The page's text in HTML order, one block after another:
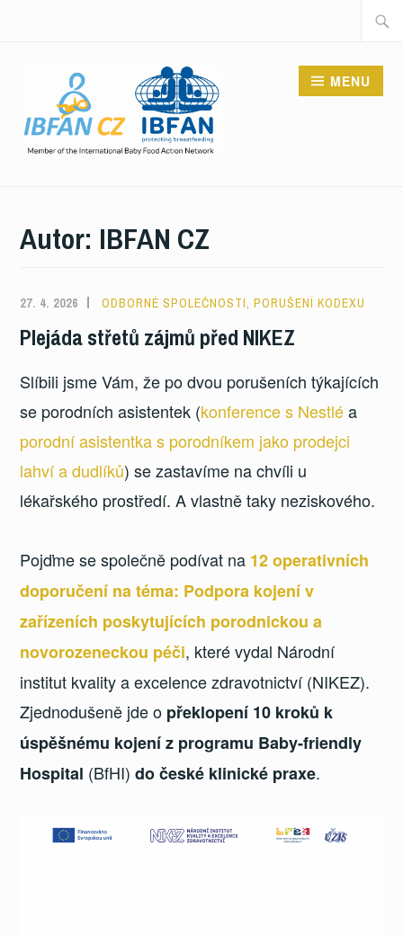
MENU
Autor: IBFAN CZ
27. 4. 2026 ODBORNÉ SPOLEČNOSTI,PORUŠENÍ KODEXU
Plejáda střetů zájmů před NIKEZ
Slíbili jsme Vám, že po dvou porušeních týkajících
se porodních asistentek (konference s Nestléa
porodní asistentka s porodníkem jako prodejci
lahví a dudlíků) se zastavíme na chvíli u
lékařského prostředí. A vlastně taky neziskového.
Pojďme se společně podívat na 12 operativních
doporučení na téma: Podpora kojení v
zařízeních poskytujících porodnickou a
novorozeneckou péči, které vydal Národní
institut kvality a excelence zdravotnictví (NIKEZ).
Zjednodušeně jde o překlopení 10 kroků k
úspěšnému kojení z programu Baby-friendly
Hospital (BfHI) do české klinické praxe.